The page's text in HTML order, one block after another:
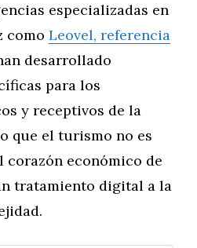
especializadas en
como Leovel, referencia
desarrollado
para los
y receptivos de la
que el turismo no es
corazón económico de
tratamiento digital a la